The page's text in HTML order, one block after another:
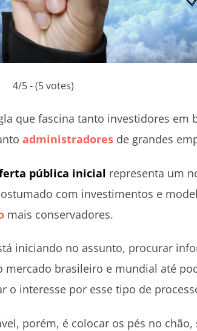
4/5 - (5 votes)
que fascina tanto investidores em
administradores de grandes
pública inicial representa um
com investimentos e
mais conservadores.
iniciando no assunto, procurar
mercado brasileiro e mundial até
o interesse por esse tipo de
porém, é colocar os pés no